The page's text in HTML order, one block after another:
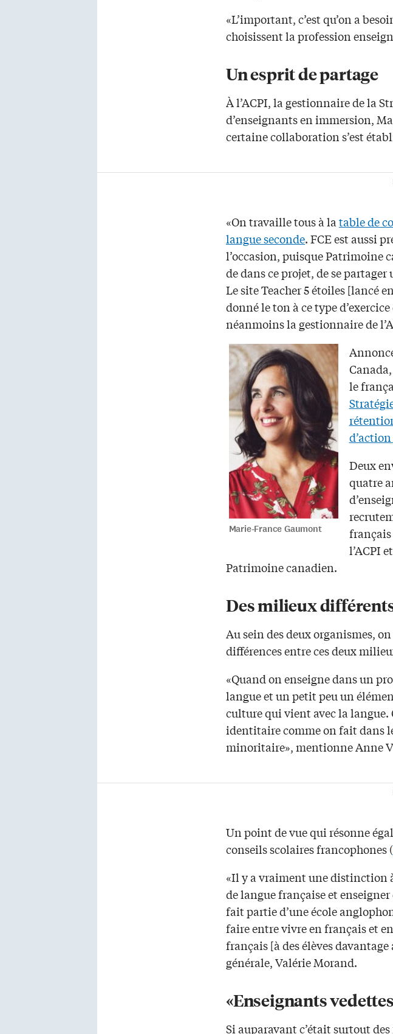
«L’important, c’est qu’on a
choisissent la profession
Un esprit de partage
À l’ACPI, la gestionnaire de la
d’enseignants en immersion,
certaine collaboration s’est
«On travaille tous à latable de
langue seconde. FCE est aussi
l’occasion, puisque Patrimoine
de dans ce projet, de se
Le site Teacher 5 étoiles [lancé
donné le ton à ce type
néanmoins la gestionnaire de
Marie-France Gaumont
le
Deux
quatre
français
l’ACPI
Patrimoine canadien.
Des milieux
Au sein des deux organismes,
différences entre ces deux
«Quand on enseigne dans un
langue et un petit peu un
culture qui vient avec la langue.
identitaire comme on fait dans
minoritaire», mentionne Anne
Un point de vue qui résonne
conseils scolaires francophones (
«Il y a vraiment une distinction
de langue française et
fait partie d’une école
faire entre vivre en français et
français [à des élèves
générale, Valérie Morand.
«Enseignants
Si auparavant c’était surtout